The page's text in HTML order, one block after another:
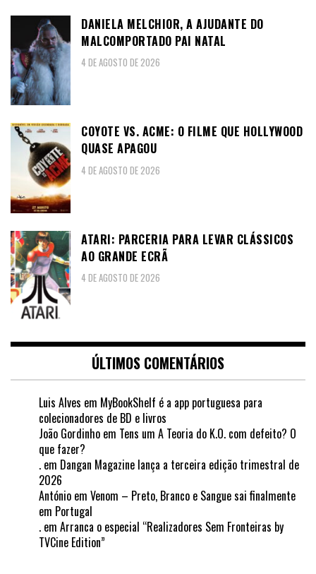
DANIELA MELCHIOR, A AJUDANTE DO
MALCOMPORTADO PAI NATAL
4 DE AGOSTO DE 2026
COYOTE VS. ACME: O FILME QUE HOLLYWOOD
QUASE APAGOU
4 DE AGOSTO DE 2026
ATARI: PARCERIA PARA LEVAR CLÁSSICOS
AO GRANDE ECRÃ
4 DE AGOSTO DE 2026
ÚLTIMOS COMENTÁRIOS
Luis Alves em MyBookShelf é a app portuguesa para
colecionadores de BD e livros
João Gordinho em Tens um A Teoria do K.O. com defeito? O
que fazer?
. em Dangan Magazine lança a terceira edição trimestral de
2026
António em Venom – Preto, Branco e Sangue sai finalmente
em Portugal
. em Arranca o especial “Realizadores Sem Fronteiras by
TVCine Edition”